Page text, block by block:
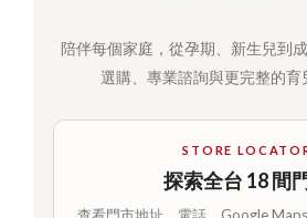
陪伴每個家庭，從孕期、新生兒到
選購、專業諮詢與更完整的育
STORE
探索全台 18 間